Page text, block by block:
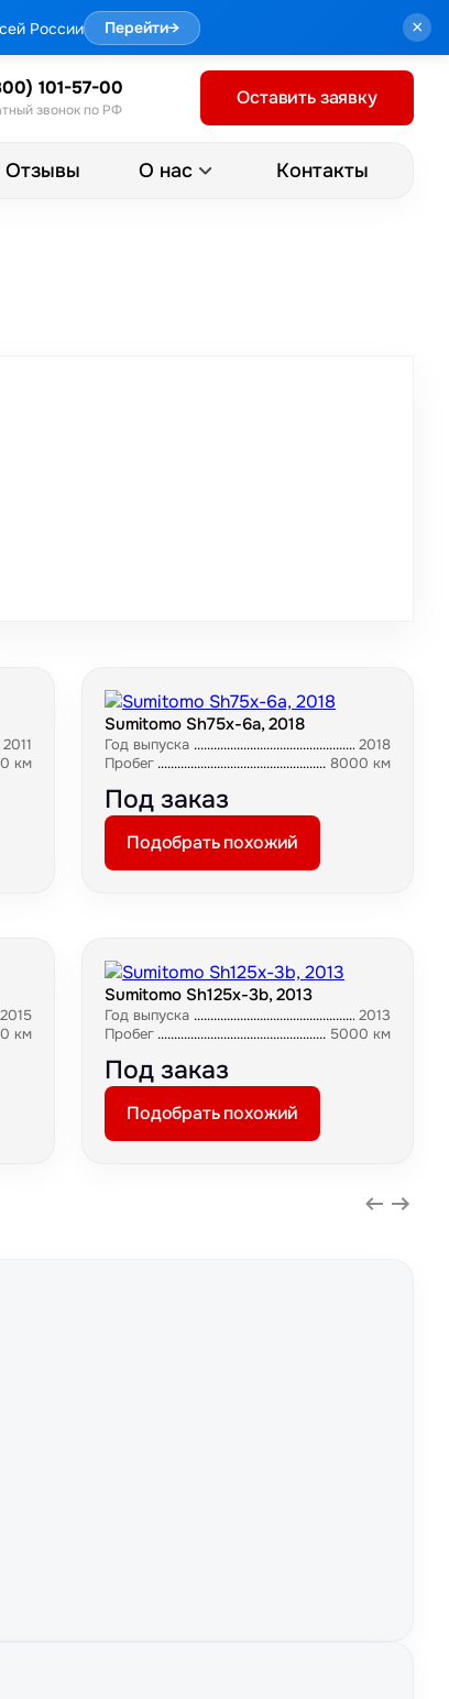
России Перейти→ ×
101-57-00
звонок по РФ
Оставить заявку
Отзывы О нас Контакты
2011
км
Sumitomo Sh75x-6a, 2018
Год выпуска
2018
Пробег
8000 км
Под заказ
Подобрать похожий
2015
км
Sumitomo Sh125x-3b, 2013
Год выпуска
2013
Пробег
5000 км
Под заказ
Подобрать похожий